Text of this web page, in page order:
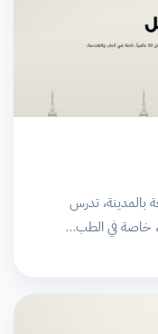
بالمدينة، تدرس